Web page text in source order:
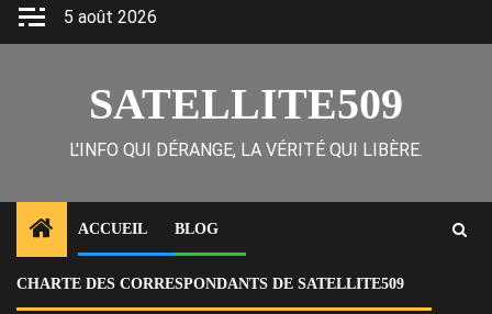
Skip
5 août 2026
SATELLITE509
L'INFO QUI DÉRANGE, LA VÉRITÉ QUI LIBÈRE.
ACCUEIL BLOG
CHARTE DES CORRESPONDANTS DE SATELLITE509
Home
Actu
Haïti : Le Représentant de la Fédération des Barreaux au CSPJ, Me